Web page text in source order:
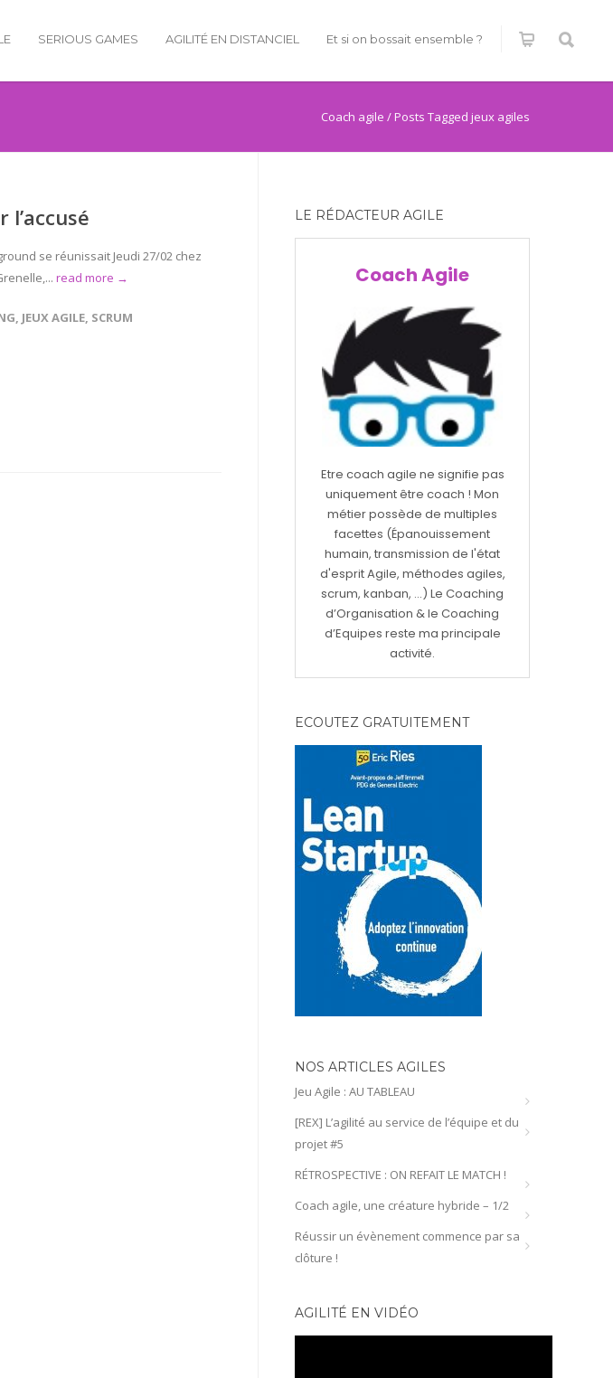
SERIOUS GAMES AGILITÉ EN DISTANCIEL Et si on bossait ensemble ?
Coach agile /Posts Tagged jeux agiles
se réunissait Jeudi 27/02 chez
read more →
, JEUX AGILE, SCRUM
LE RÉDACTEUR AGILE
Coach Agile
Etre coach agile ne signifie pas
uniquement être coach ! Mon
métier possède de multiples
facettes (Épanouissement
humain, transmission de l'état
d'esprit Agile, méthodes agiles,
scrum, kanban, ...) Le Coaching
d’Organisation & le Coaching
d’Equipes reste ma principale
activité.
ECOUTEZ GRATUITEMENT
NOS ARTICLES AGILES
Jeu Agile : AU TABLEAU
[REX] L’agilité au service de l’équipe et du
projet #5
RÉTROSPECTIVE : ON REFAIT LE MATCH !
Coach agile, une créature hybride – 1/2
Réussir un évènement commence par sa
clôture !
AGILITÉ EN VIDÉO